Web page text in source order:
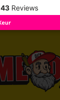
43 Reviews